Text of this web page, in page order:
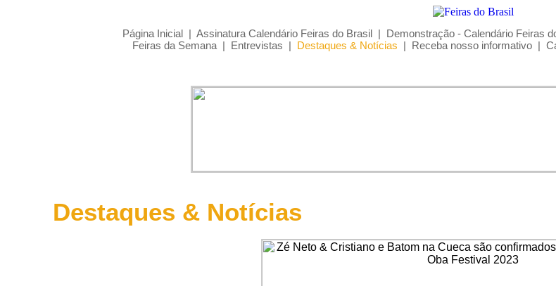
Página Inicial | Assinatura Calendário Feiras do Brasil | Demonstração - Calendário Feiras
Feiras da Semana | Entrevistas | Destaques & Notícias | Receba nosso informativo |
Destaques & Notícias